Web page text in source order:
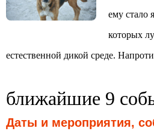
ему стало
которых
естественной дикой среде.
ближайшие 9
Даты и мероприятия,